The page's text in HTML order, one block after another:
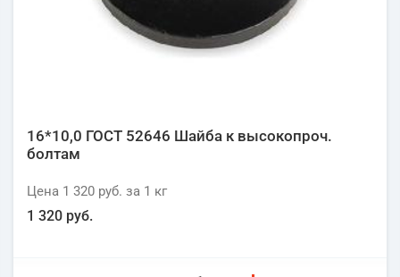
16*10,0 ГОСТ 52646 Шайба к высокопроч.
болтам
Цена 1 320 руб. за 1 кг
1 320 руб.